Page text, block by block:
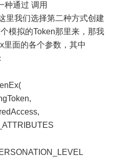
种通过 调用
里我们选择第二种方式创建
模拟的Token那里来，那我
里面的各个参数，其中